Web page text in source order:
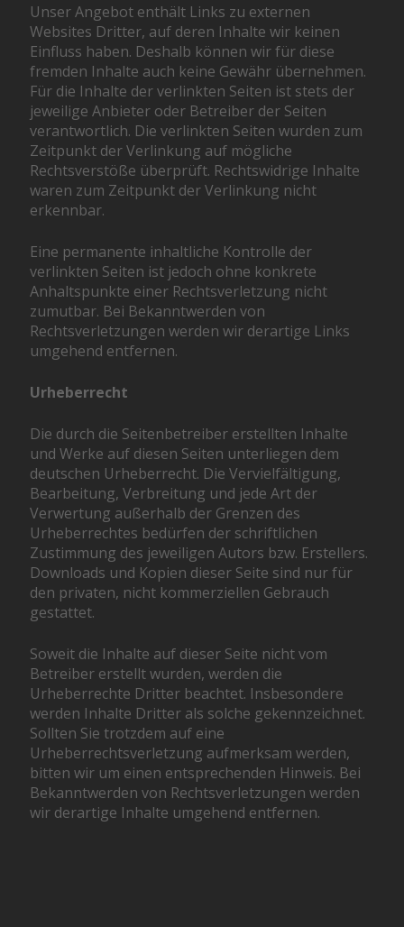
Unser Angebot enthält Links zu externen
Websites Dritter, auf deren Inhalte wir keinen
Einfluss haben. Deshalb können wir für diese
fremden Inhalte auch keine Gewähr übernehmen.
Für die Inhalte der verlinkten Seiten ist stets der
jeweilige Anbieter oder Betreiber der Seiten
verantwortlich. Die verlinkten Seiten wurden zum
Zeitpunkt der Verlinkung auf mögliche
Rechtsverstöße überprüft. Rechtswidrige Inhalte
waren zum Zeitpunkt der Verlinkung nicht
erkennbar.
Eine permanente inhaltliche Kontrolle der
verlinkten Seiten ist jedoch ohne konkrete
Anhaltspunkte einer Rechtsverletzung nicht
zumutbar. Bei Bekanntwerden von
Rechtsverletzungen werden wir derartige Links
umgehend entfernen.
Urheberrecht
Die durch die Seitenbetreiber erstellten Inhalte
und Werke auf diesen Seiten unterliegen dem
deutschen Urheberrecht. Die Vervielfältigung,
Bearbeitung, Verbreitung und jede Art der
Verwertung außerhalb der Grenzen des
Urheberrechtes bedürfen der schriftlichen
Zustimmung des jeweiligen Autors bzw. Erstellers.
Downloads und Kopien dieser Seite sind nur für
den privaten, nicht kommerziellen Gebrauch
gestattet.
Soweit die Inhalte auf dieser Seite nicht vom
Betreiber erstellt wurden, werden die
Urheberrechte Dritter beachtet. Insbesondere
werden Inhalte Dritter als solche gekennzeichnet.
Sollten Sie trotzdem auf eine
Urheberrechtsverletzung aufmerksam werden,
bitten wir um einen entsprechenden Hinweis. Bei
Bekanntwerden von Rechtsverletzungen werden
wir derartige Inhalte umgehend entfernen.